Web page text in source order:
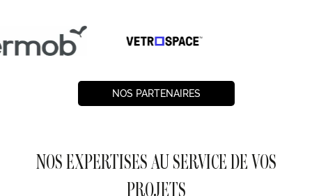
NOS PARTENAIRES
NOS EXPERTISES AU SERVICE DE VOS
PROJETS